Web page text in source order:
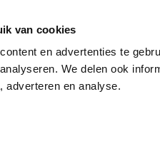
van cookies
en advertenties te
We delen ook
adverteren en analyse.